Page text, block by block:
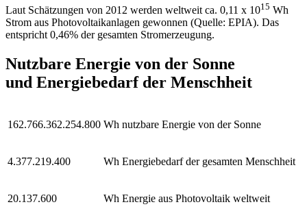
Laut Schätzungen von 2012 werden weltweit ca. 0,11 x 1015 Wh
Strom aus Photovoltaikanlagen gewonnen (Quelle: EPIA). Das
entspricht 0,46% der gesamten Stromerzeugung.
Nutzbare Energie von der Sonne
und Energiebedarf der Menschheit
182.438.641.554.906 Wh nutzbare Energie von der Sonne
4.906.259.193 Wh Energiebedarf der gesamten Menschheit
22.571.472 Wh Energie aus Photovoltaik weltweit